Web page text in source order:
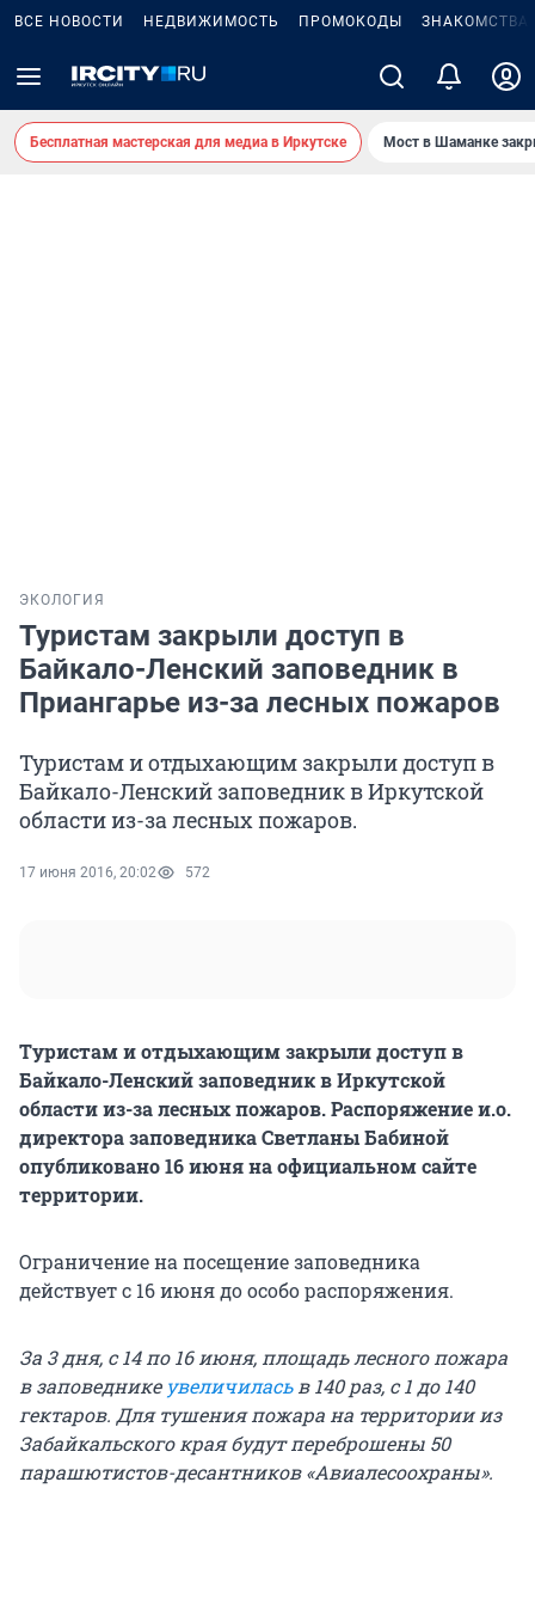
ВСЕ НОВОСТИ НЕДВИЖИМОСТЬ ПРОМОКОДЫ ЗНАКОМСТВА
Бесплатная мастерская для медиа в Иркутске Мост в Шаманке
ЭКОЛОГИЯ
Туристам закрыли доступ в
Байкало-Ленский заповедник в
Приангарье из-за лесных пожаров
Туристам и отдыхающим закрыли доступ в
Байкало-Ленский заповедник в Иркутской
области из-за лесных пожаров.
17 июня 2016, 20:02 572
Туристам и отдыхающим закрыли доступ в
Байкало-Ленский заповедник в Иркутской
области из-за лесных пожаров. Распоряжение и.о.
директора заповедника Светланы Бабиной
опубликовано 16 июня на официальном сайте
территории.
Ограничение на посещение заповедника
действует с 16 июня до особо распоряжения.
За 3 дня, с 14 по 16 июня, площадь лесного пожара
в заповеднике увеличиласьв 140 раз, с 1 до 140
гектаров. Для тушения пожара на территории из
Забайкальского края будут переброшены 50
парашютистов-десантников «Авиалесоохраны».